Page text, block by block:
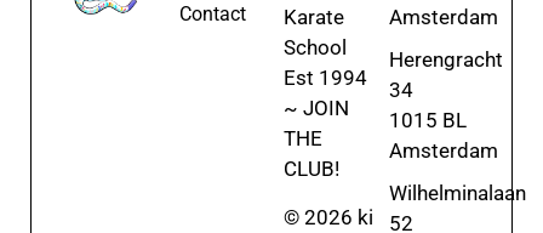
Contact
Karate
School
Est 1994
~ JOIN
THE
CLUB!
© 2026 ki
Amsterdam
Herengracht
34
1015 BL
Amsterdam
Wilhelminalaan
52